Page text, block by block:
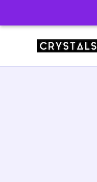
conteúdo